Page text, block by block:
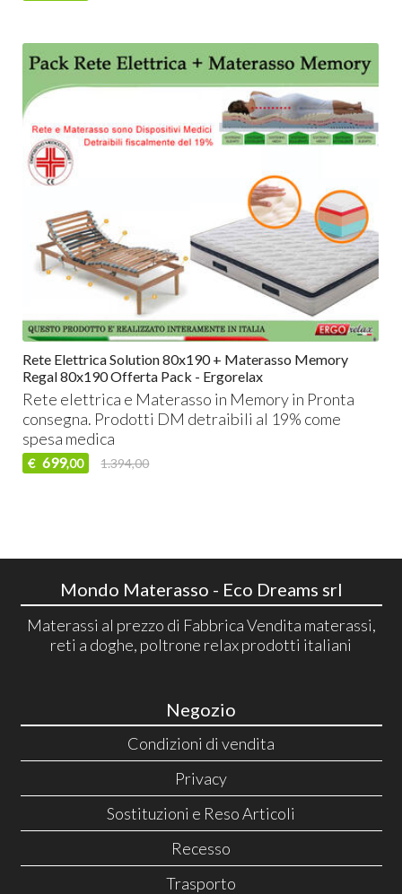
Rete Elettrica Solution 80x190 + Materasso Memory
Regal 80x190 Offerta Pack - Ergorelax
Rete elettrica e Materasso in Memory in Pronta
consegna. Prodotti DM detraibili al 19% come
spesa medica
€ 699,00 1.394,00
Mondo Materasso - Eco Dreams srl
Materassi al prezzo di Fabbrica Vendita materassi,
reti a doghe, poltrone relax prodotti italiani
Negozio
Condizioni di vendita
Privacy
Sostituzioni e Reso Articoli
Recesso
Trasporto